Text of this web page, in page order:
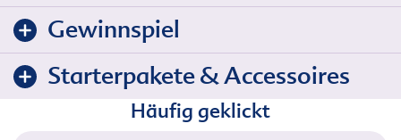
Gewinnspiel
Starterpakete & Accessoires
Häufig geklickt